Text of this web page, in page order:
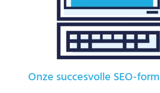
Onze succesvolle SEO-